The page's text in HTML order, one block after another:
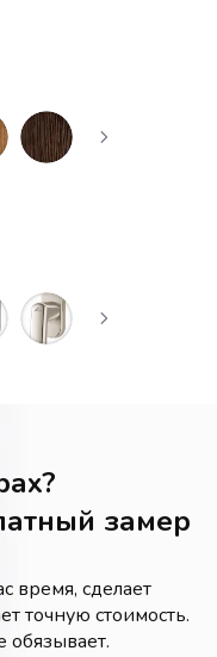
замер
время, сделает
точную стоимость.
обязывает.